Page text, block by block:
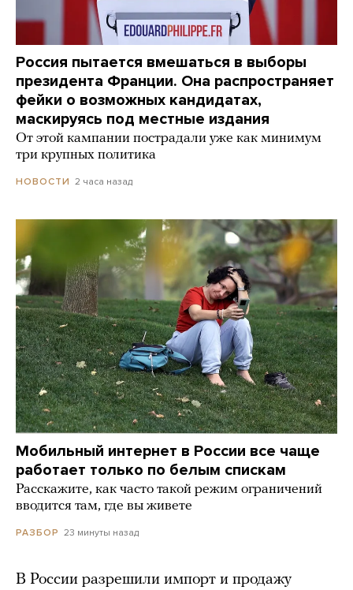
Россия пытается вмешаться в выборы
президента Франции. Она распространяет
фейки о возможных кандидатах,
маскируясь под местные издания
От этой кампании пострадали уже как минимум
три крупных политика
НОВОСТИ 2 часа назад
Мобильный интернет в России все чаще
работает только по белым спискам
Расскажите, как часто такой режим ограничений
вводится там, где вы живете
РАЗБОР 23 минуты назад
В России разрешили импорт и продажу